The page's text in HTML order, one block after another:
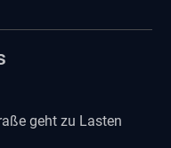
geht zu Lasten